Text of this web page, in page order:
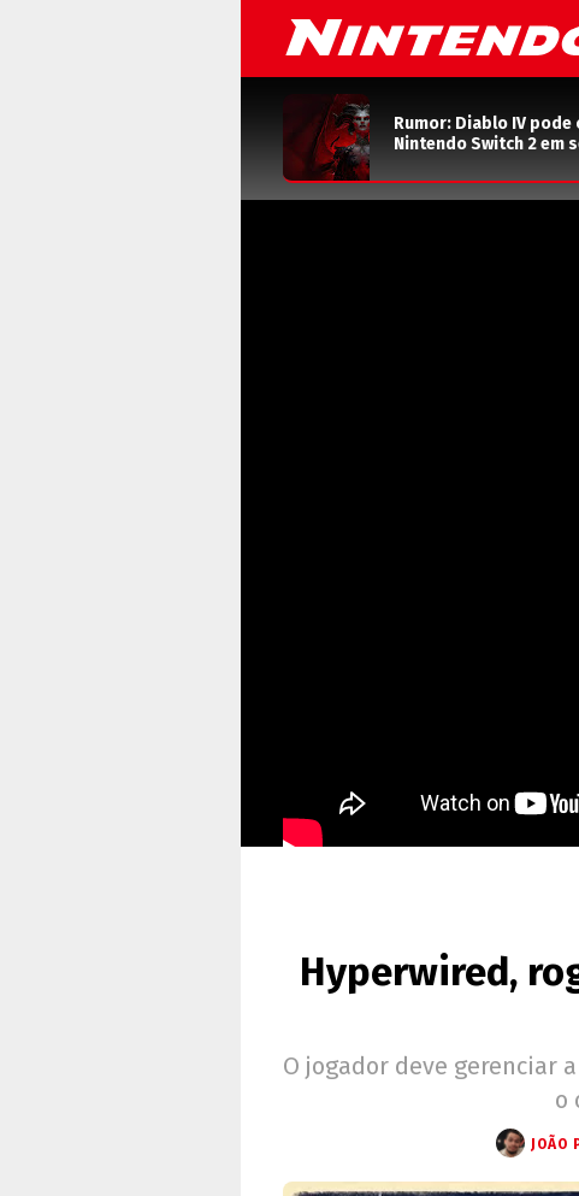
Rumor: Diablo IV pode
Nintendo Switch 2 em
Hyperwired,
O jogador deve gerenciar
o
JOÃO